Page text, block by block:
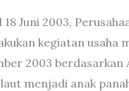
Juni 2003,
kegiatan
2003
menjadi anak